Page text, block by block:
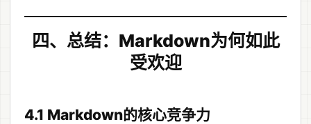
四、总结：Markdown为何如此
受欢迎
4.1 Markdown的核心竞争力